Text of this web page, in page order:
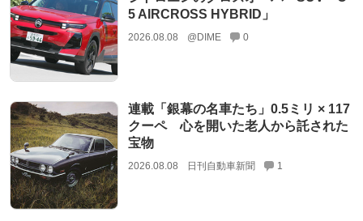
5 AIRCROSS HYBRID」
2026.08.08 @DIME 0
連載「銀幕の名車たち」0.5ミリ × 117
クーペ 心を開いた老人から託された
宝物
2026.08.08 日刊自動車新聞 1